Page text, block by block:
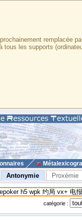
remplacée
tous les supports
Antonymie Proxémie
catégorie :